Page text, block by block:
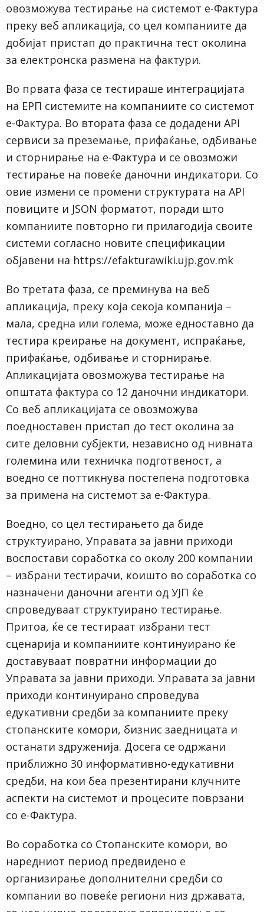
овозможува тестирање на системот е-Фактура
преку веб апликација, со цел компаниите да
добијат пристап до практична тест околина
за електронска размена на фактури.
Во првата фаза се тестираше интеграцијата
на ЕРП системите на компаниите со системот
е-Фактура. Во втората фаза се додадени API
сервиси за преземање, прифаќање, одбивање
и сторнирање на е-Фактура и се овозможи
тестирање на повеќе даночни индикатори. Со
овие измени се промени структурата на API
повиците и JSON форматот, поради што
компаниите повторно ги прилагодија своите
системи согласно новите спецификации
објавени на https://efakturawiki.ujp.gov.mk
Во третата фаза, се преминува на веб
апликација, преку која секоја компанија –
мала, средна или голема, може едноставно да
тестира креирање на документ, испраќање,
прифаќање, одбивање и сторнирање.
Апликацијата овозможува тестирање на
општата фактура со 12 даночни индикатори.
Со веб апликацијата се овозможува
поедноставен пристап до тест околина за
сите деловни субјекти, независно од нивната
големина или техничка подготвеност, а
воедно се поттикнува постепена подготовка
за примена на системот за е-Фактура.
Воедно, со цел тестирањето да биде
структуирано, Управата за јавни приходи
воспостави соработка со околу 200 компании
– избрани тестирачи, коишто во соработка со
назначени даночни агенти од УЈП ќе
спроведуваат структуирано тестирање.
Притоа, ќе се тестираат избрани тест
сценарија и компаниите континуирано ќе
доставуваат повратни информации до
Управата за јавни приходи. Управата за јавни
приходи континуирано спроведува
едукативни средби за компаниите преку
стопанските комори, бизнис заедницата и
останати здруженија. Досега се одржани
приближно 30 информативно-едукативни
средби, на кои беа презентирани клучните
аспекти на системот и процесите поврзани
со е-Фактура.
Во соработка со Стопанските комори, во
наредниот период предвидено е
организирање дополнителни средби со
компании во повеќе региони низ државата,